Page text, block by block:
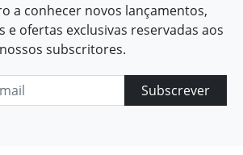
a conhecer novos lançamentos,
e ofertas exclusivas reservadas aos
nossos subscritores.
Subscrever